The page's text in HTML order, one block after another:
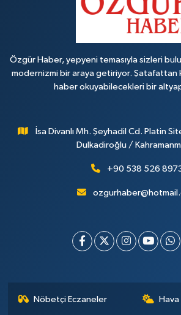
Özgür Haber, yepyeni temasıyla sizleri
modernizmi bir araya getiriyor. Şatafattan
haber okuyabilecekleri bir
İsa Divanlı Mh. Şeyhadil Cd. Platin
Dulkadiroğlu /
+90 538 526
Nöbetçi Eczaneler